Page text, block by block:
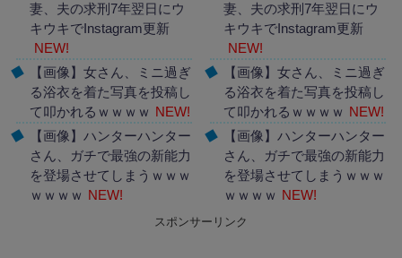
妻、夫の求刑7年翌日にウ
キウキでInstagram更新
NEW!
【画像】女さん、ミニ過ぎ
る浴衣を着た写真を投稿し
て叩かれるｗｗｗｗ NEW!
【画像】ハンターハンター
さん、ガチで最強の新能力
を登場させてしまうｗｗｗ
ｗｗｗｗ NEW!
Powered by livedoor 相互
妻、夫の求刑7年翌日にウ
キウキでInstagram更新
NEW!
【画像】女さん、ミニ過ぎ
る浴衣を着た写真を投稿し
て叩かれるｗｗｗｗ NEW!
【画像】ハンターハンター
さん、ガチで最強の新能力
を登場させてしまうｗｗｗ
ｗｗｗｗ NEW!
Powered by livedoor 相互
スポンサーリンク